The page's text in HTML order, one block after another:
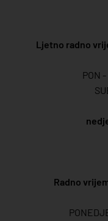
Ljetno radno
PON
Radno